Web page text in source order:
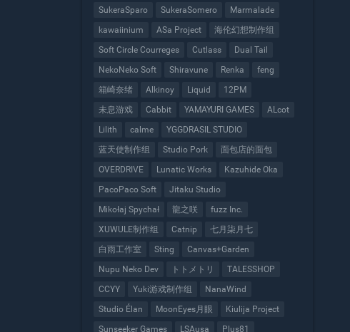
SukeraSparo
SukeraSomero
Marmalade
kawaiinium
ASa Project
海伦幻想制作组
Soft Circle Courreges
Cutlass
Dual Tail
NekoNeko Soft
Shiravune Renka
feng
箱崎奈绪
Alkinoy Liquid
12PM
未息游戏
Cabbit YAMAYURI GAMES
ALcot
Lilith
calme
YGGDRASIL STUDIO
蓝天使制作组
Studio Pork
面包店的面包
OVERDRIVE
Lunatic Works
Kazuhide Oka
PacoPaco Soft
Jitaku Studio
Mikołaj Spychał
龍之咲
fuzz Inc.
XUWULE制作组
Catnip
七月柒月七
白雨工作室
Sting
Canvas+Garden
Nupu Neko Dev
トトメトリ
TALESSHOP
CCYY
Yuki游戏制作组
NanaWind
Studio Élan
MoonEyes月眼
Kiulija Project
Sunseeker Games
LSAusa
Plus81